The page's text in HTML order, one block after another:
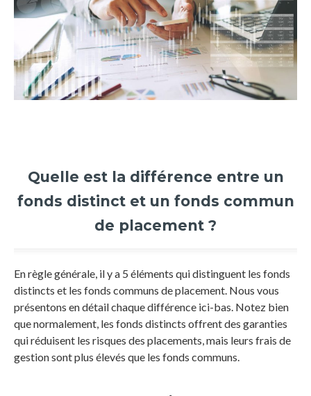
Quelle est la différence entre un
fonds distinct et un fonds commun
de placement ?
En règle générale, il y a 5 éléments qui distinguent les fonds
distincts et les fonds communs de placement. Nous vous
présentons en détail chaque différence ici-bas. Notez bien
que normalement, les fonds distincts offrent des garanties
qui réduisent les risques des placements, mais leurs frais de
gestion sont plus élevés que les fonds communs.